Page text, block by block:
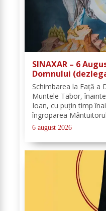
SINAXAR – 6
Domnului
Schimbarea la Față a
Muntele Tabor,
Ioan, cu puțin timp
îngroparea
Urcându-Se pe
puţin de ucenici şi,
6 august 2026